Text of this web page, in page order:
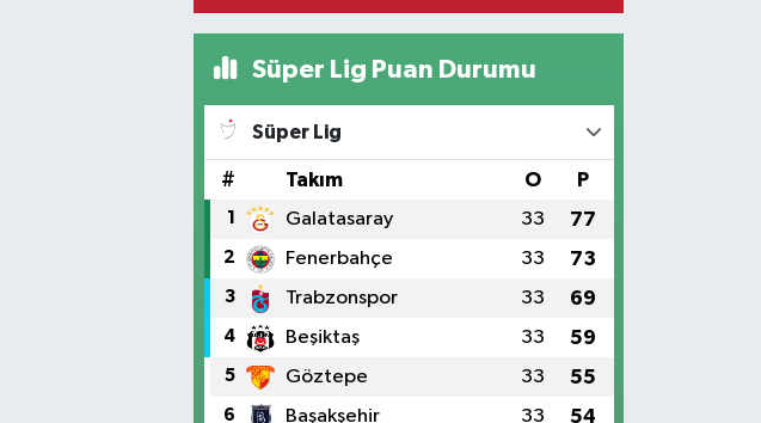
Süper Lig Puan Durumu
Süper Lig
# Takım O P
1 Galatasaray 33 77
2 Fenerbahçe 33 73
3 Trabzonspor 33 69
4 Beşiktaş 33 59
5 Göztepe 33 55
6 Başakşehir 33 54